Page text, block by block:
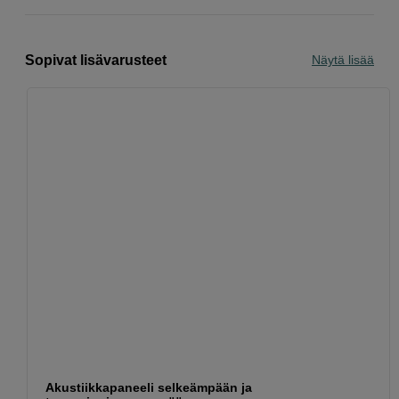
Sopivat lisävarusteet Näytä lisää
Akustiikkapaneeli selkeämpään ja